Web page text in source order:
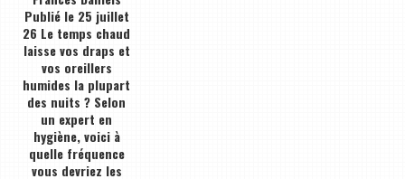
Publié le 25 juillet
26 Le temps chaud
laisse vos draps et
vos oreillers
humides la plupart
des nuits ? Selon
un expert en
hygiène, voici à
quelle fréquence
vous devriez les